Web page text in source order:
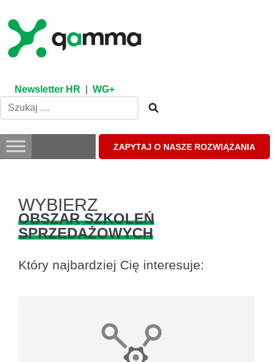
content
Newsletter HR WG+
ZAPYTAJ O NASZE ROZWIĄZANIA
WYBIERZ
OBSZAR SZKOLEŃ
SPRZEDAŻOWYCH
Który najbardziej Cię interesuje: